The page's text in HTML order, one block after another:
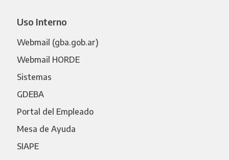
Uso Interno
Webmail (gba.gob.ar)
Webmail HORDE
Sistemas
GDEBA
Portal del Empleado
Mesa de Ayuda
SIAPE